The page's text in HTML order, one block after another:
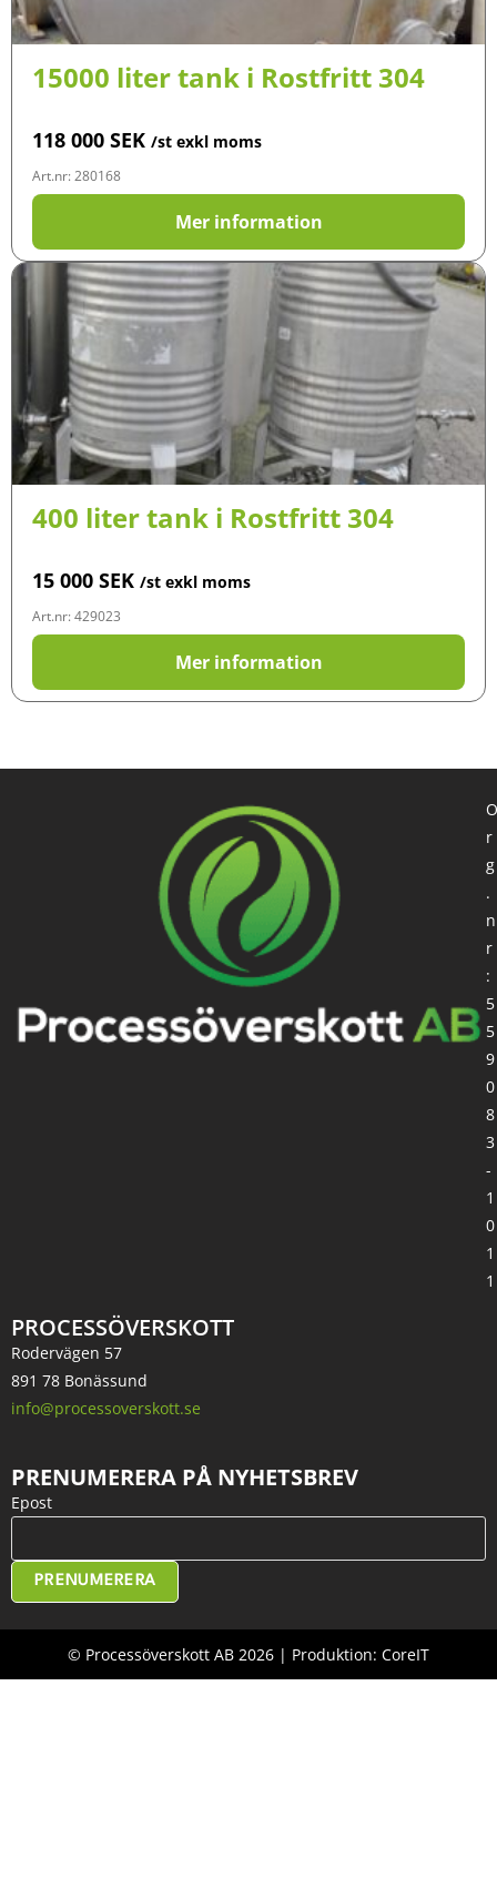
15000 liter tank i Rostfritt 304
118 000 SEK /st exkl moms
Art.nr: 280168
Mer information
400 liter tank i Rostfritt 304
15 000 SEK /st exkl moms
Art.nr: 429023
Mer information
PROCESSÖVERSKOTT
Rodervägen 57
891 78 Bonässund
info@processoverskott.se
O
r
g
.
n
r
:
5
5
9
0
8
3
-
1
0
1
1
PRENUMERERA PÅ NYHETSBREV
Epost
PRENUMERERA
© Processöverskott AB 2026 | Produktion: CoreIT